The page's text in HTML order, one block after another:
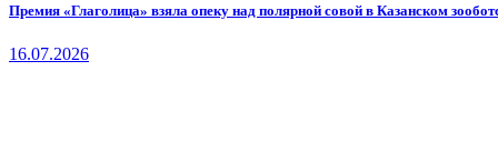
Премия «Глаголица» взяла опеку над полярной совой в Казанском
16.07.2026